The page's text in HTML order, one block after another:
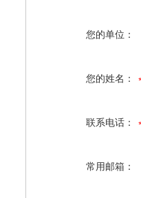
您的单位：
您的姓名：
联系电话：
常用邮箱：